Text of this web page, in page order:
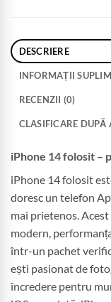
DESCRIERE
INFORMAȚII
RECENZII (0)
CLASIFICARE DUPĂ
iPhone 14 folosit –
iPhone 14 folosit
doresc un telefon
mai prietenos.
modern,
într-un pachet
ești pasionat de
încredere pentru